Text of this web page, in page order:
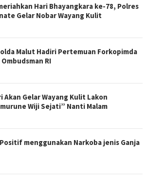
Hari Bhayangkara ke-78, Polres
Gelar Nobar Wayang Kulit
Malut Hadiri Pertemuan Forkopimda
RI
Akan Gelar Wayang Kulit Lakon
Wiji Sejati” Nanti Malam
Positif menggunakan Narkoba jenis Ganja